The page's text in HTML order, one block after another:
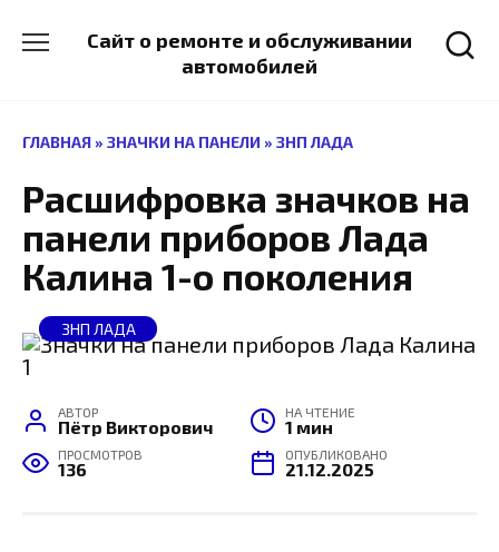
содержанию
Сайт о ремонте и обслуживании
автомобилей
ГЛАВНАЯ » ЗНАЧКИ НА ПАНЕЛИ » ЗНП ЛАДА
Расшифровка значков на
панели приборов Лада
Калина 1-о поколения
ЗНП ЛАДА
АВТОР
Пётр Викторович
НА ЧТЕНИЕ
1 мин
ПРОСМОТРОВ
136
ОПУБЛИКОВАНО
21.12.2025